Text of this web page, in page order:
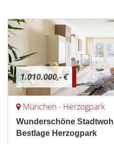
1.010.000,- €
München - Herzogpark
Wunderschöne
Bestlage Herzogpark